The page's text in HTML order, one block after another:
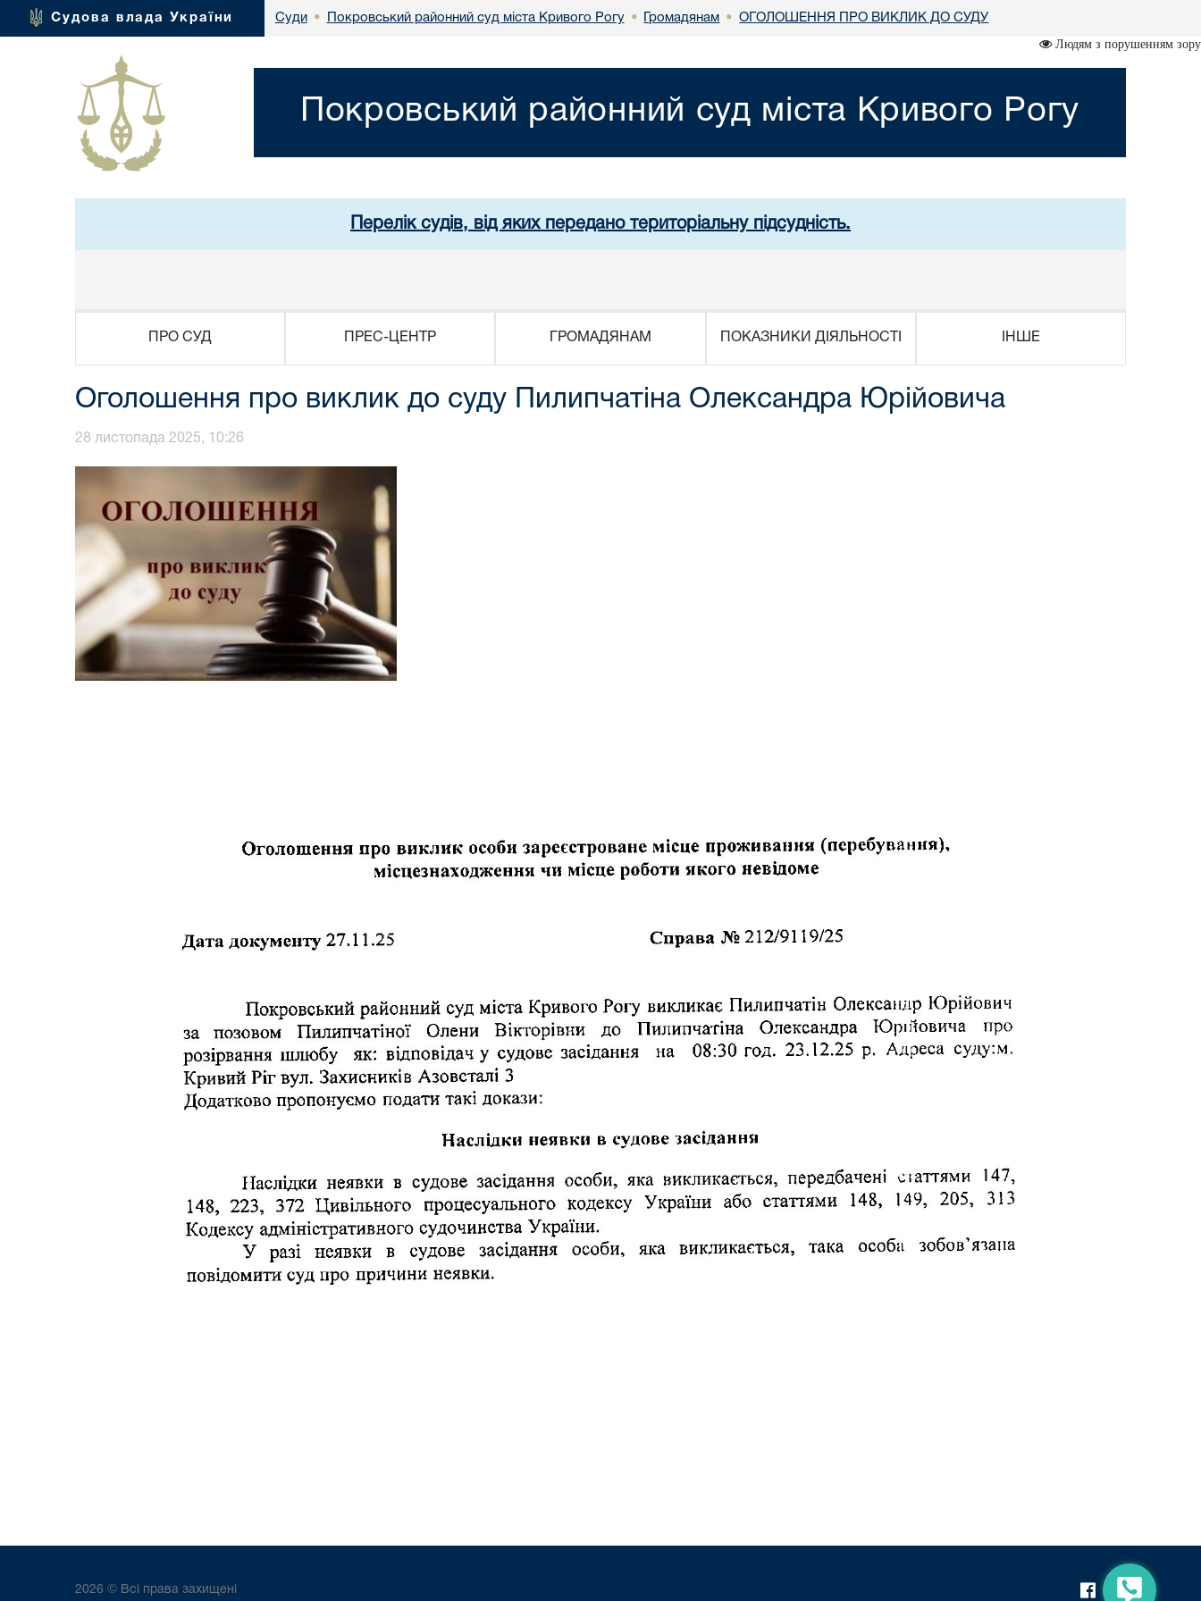
Судова влада України Суди • Покровський районний суд міста Кривого Рогу • Громадянам • ОГОЛОШЕННЯ ПРО ВИКЛИК ДО СУДУ
Людям з порушенням зору
Покровський районний суд міста Кривого Рогу
Перелік судів, від яких передано територіальну підсудність.
ПРО СУД ПРЕС-ЦЕНТР ГРОМАДЯНАМ ПОКАЗНИКИ ДІЯЛЬНОСТІ ІНШЕ
Оголошення про виклик до суду Пилипчатіна Олександра Юрійовича
28 листопада 2025, 10:26
2026 © Всі права захищені